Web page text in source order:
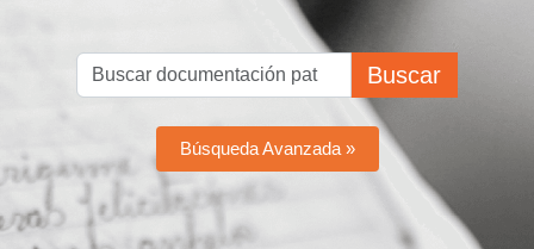
Buscar
Búsqueda Avanzada »